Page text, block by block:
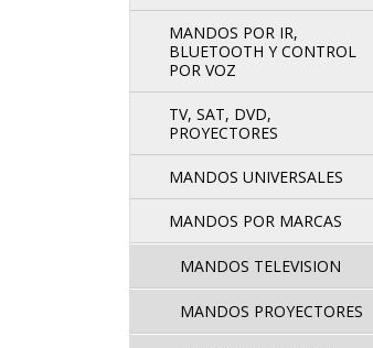
MANDOS POR IR,
BLUETOOTH Y CONTROL
POR VOZ
TV, SAT, DVD,
PROYECTORES
MANDOS UNIVERSALES
MANDOS POR MARCAS
MANDOS TELEVISION
MANDOS PROYECTORES